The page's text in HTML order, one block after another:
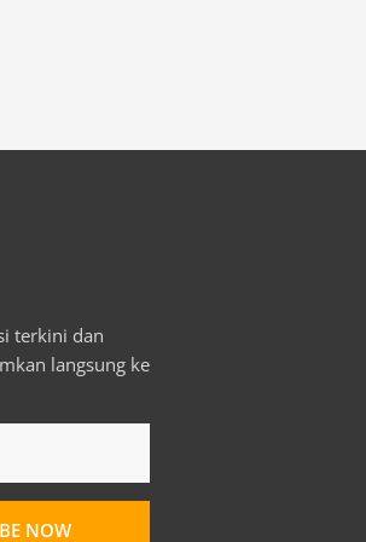
terkini dan
langsung ke
NOW